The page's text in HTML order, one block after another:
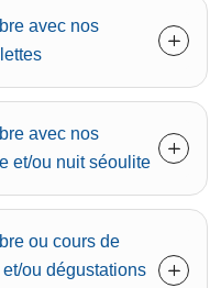
avec nos
avec nos
et/ou nuit séoulite
ou cours de
ou dégustations